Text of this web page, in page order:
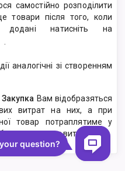
самостійно розподілити
після того, коли
додані натисніть на
.
аналогічні зі створенням
Закупка Вам відобразяться
витрат на них, а при
товар потраплятиме у
додаткових витрат.